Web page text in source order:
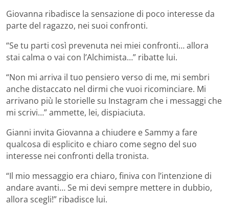
Giovanna ribadisce la sensazione di poco interesse da
parte del ragazzo, nei suoi confronti.
“Se tu parti così prevenuta nei miei confronti… allora
stai calma o vai con l’Alchimista…” ribatte lui.
“Non mi arriva il tuo pensiero verso di me, mi sembri
anche distaccato nel dirmi che vuoi ricominciare. Mi
arrivano più le storielle su Instagram che i messaggi che
mi scrivi…” ammette, lei, dispiaciuta.
Gianni invita Giovanna a chiudere e Sammy a fare
qualcosa di esplicito e chiaro come segno del suo
interesse nei confronti della tronista.
“Il mio messaggio era chiaro, finiva con l’intenzione di
andare avanti… Se mi devi sempre mettere in dubbio,
allora scegli!” ribadisce lui.